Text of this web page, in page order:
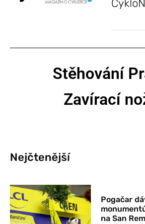
Stěhování
Zavírací
Nejčtenější
Pogačar
na San